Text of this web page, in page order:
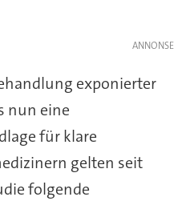
exponierter
nun eine
für klare
gelten seit
folgende